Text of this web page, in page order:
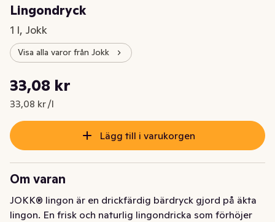
Lingondryck
1 l, Jokk
Visa alla varor från Jokk
Nuvarande pris är: 33,08 kr
33,08 kr
33,08 kr /l
Styckpris: 33,08 kr /l
Lägg till i varukorgen
Om varan
JOKK® lingon är en drickfärdig bärdryck gjord på äkta
lingon. En frisk och naturlig lingondricka som förhöjer